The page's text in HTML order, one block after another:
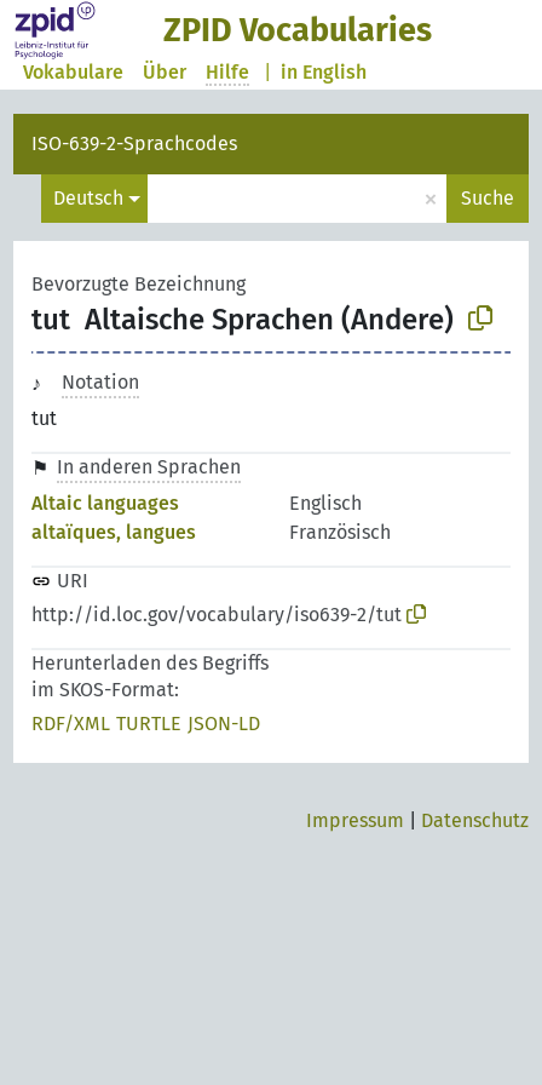
ZPID Vocabularies
in English
Vokabulare Über Hilfe
ISO-639-2-Sprachcodes
Deutsch × Suche
Bevorzugte Bezeichnung
tut Altaische Sprachen (Andere)
Notation
tut
In anderen Sprachen
Altaic languages
Englisch
altaïques, langues
Französisch
URI
http://id.loc.gov/vocabulary/iso639-2/tut
Herunterladen des Begriffs
im SKOS-Format:
RDF/XML TURTLE JSON-LD
Impressum Datenschutz